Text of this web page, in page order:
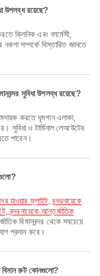
উপলব্ধ রয়েছে?
নকশা সম্পর্কে বিস্তারিত জানতে
সুবিধা উপলব্ধ রয়েছে?
সুবিধা ও টার্মিনাল লেআউটের
পারেন।
যাওয়ার ফ্লাইট,বন্দরনায়েকে
,বন্দরনায়েকে আন্তর্জাতিক
বিমানবন্দর থেকে সবচেয়ে
প্রদান করে।
রুট কোনগুলো?